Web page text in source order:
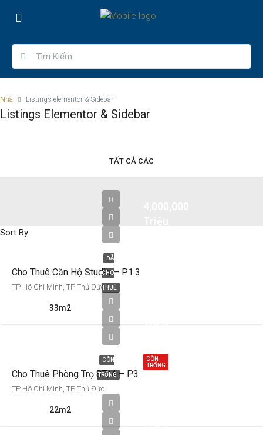
Nhà Listings elementor & Sidebar
Listings Elementor & Sidebar
TẤT CẢ CÁC
Sort By:
ĐÃ
CHO
THUÊ
Cho Thuê Căn Hộ Studio – P1.3
TP Hồ Chí Minh, TP Thủ Đức
33m2
CÒN
TRỐNG
CÒN
TRỐNG
Cho Thuê Phòng Trọ 87/4 – P3
TP Hồ Chí Minh, TP Thủ Đức
22m2